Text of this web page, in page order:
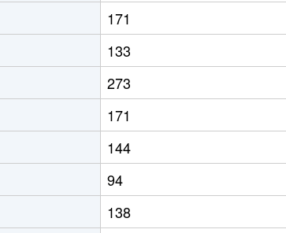
171
133
273
171
144
94
138